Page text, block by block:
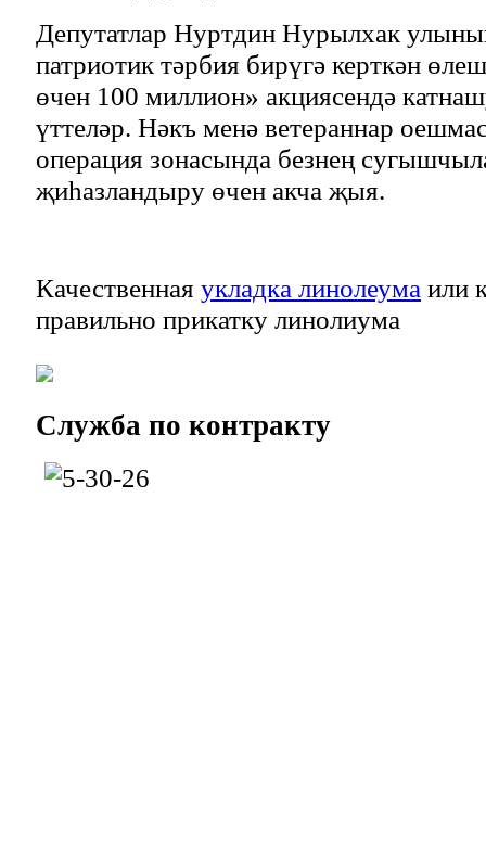
Депутатлар Нуртдин Нурылхак
патриотик тәрбия бирүгә керткән
өчен 100 миллион» акциясендә
үттеләр. Нәкъ менә ветераннар
операция зонасында безнең
җиһазландыру өчен акча җыя.
Качественная укладка линолеума или
правильно прикатку линолиума
Служба по контракту